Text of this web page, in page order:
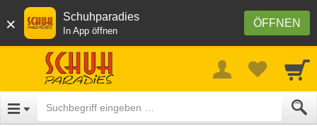
× ÖFFNEN
Schuhparadies
In App öffnen